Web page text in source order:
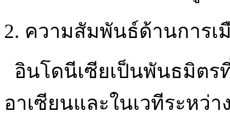
2. ความสัมพันธ์ด้านการเ
อินโดนีเซียเป็นพันธมิต
อาเซียนและในเวทีระหว่